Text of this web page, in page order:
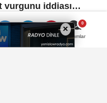
Yorumlar
vurgunu iddiası…
mağdur oldu
×